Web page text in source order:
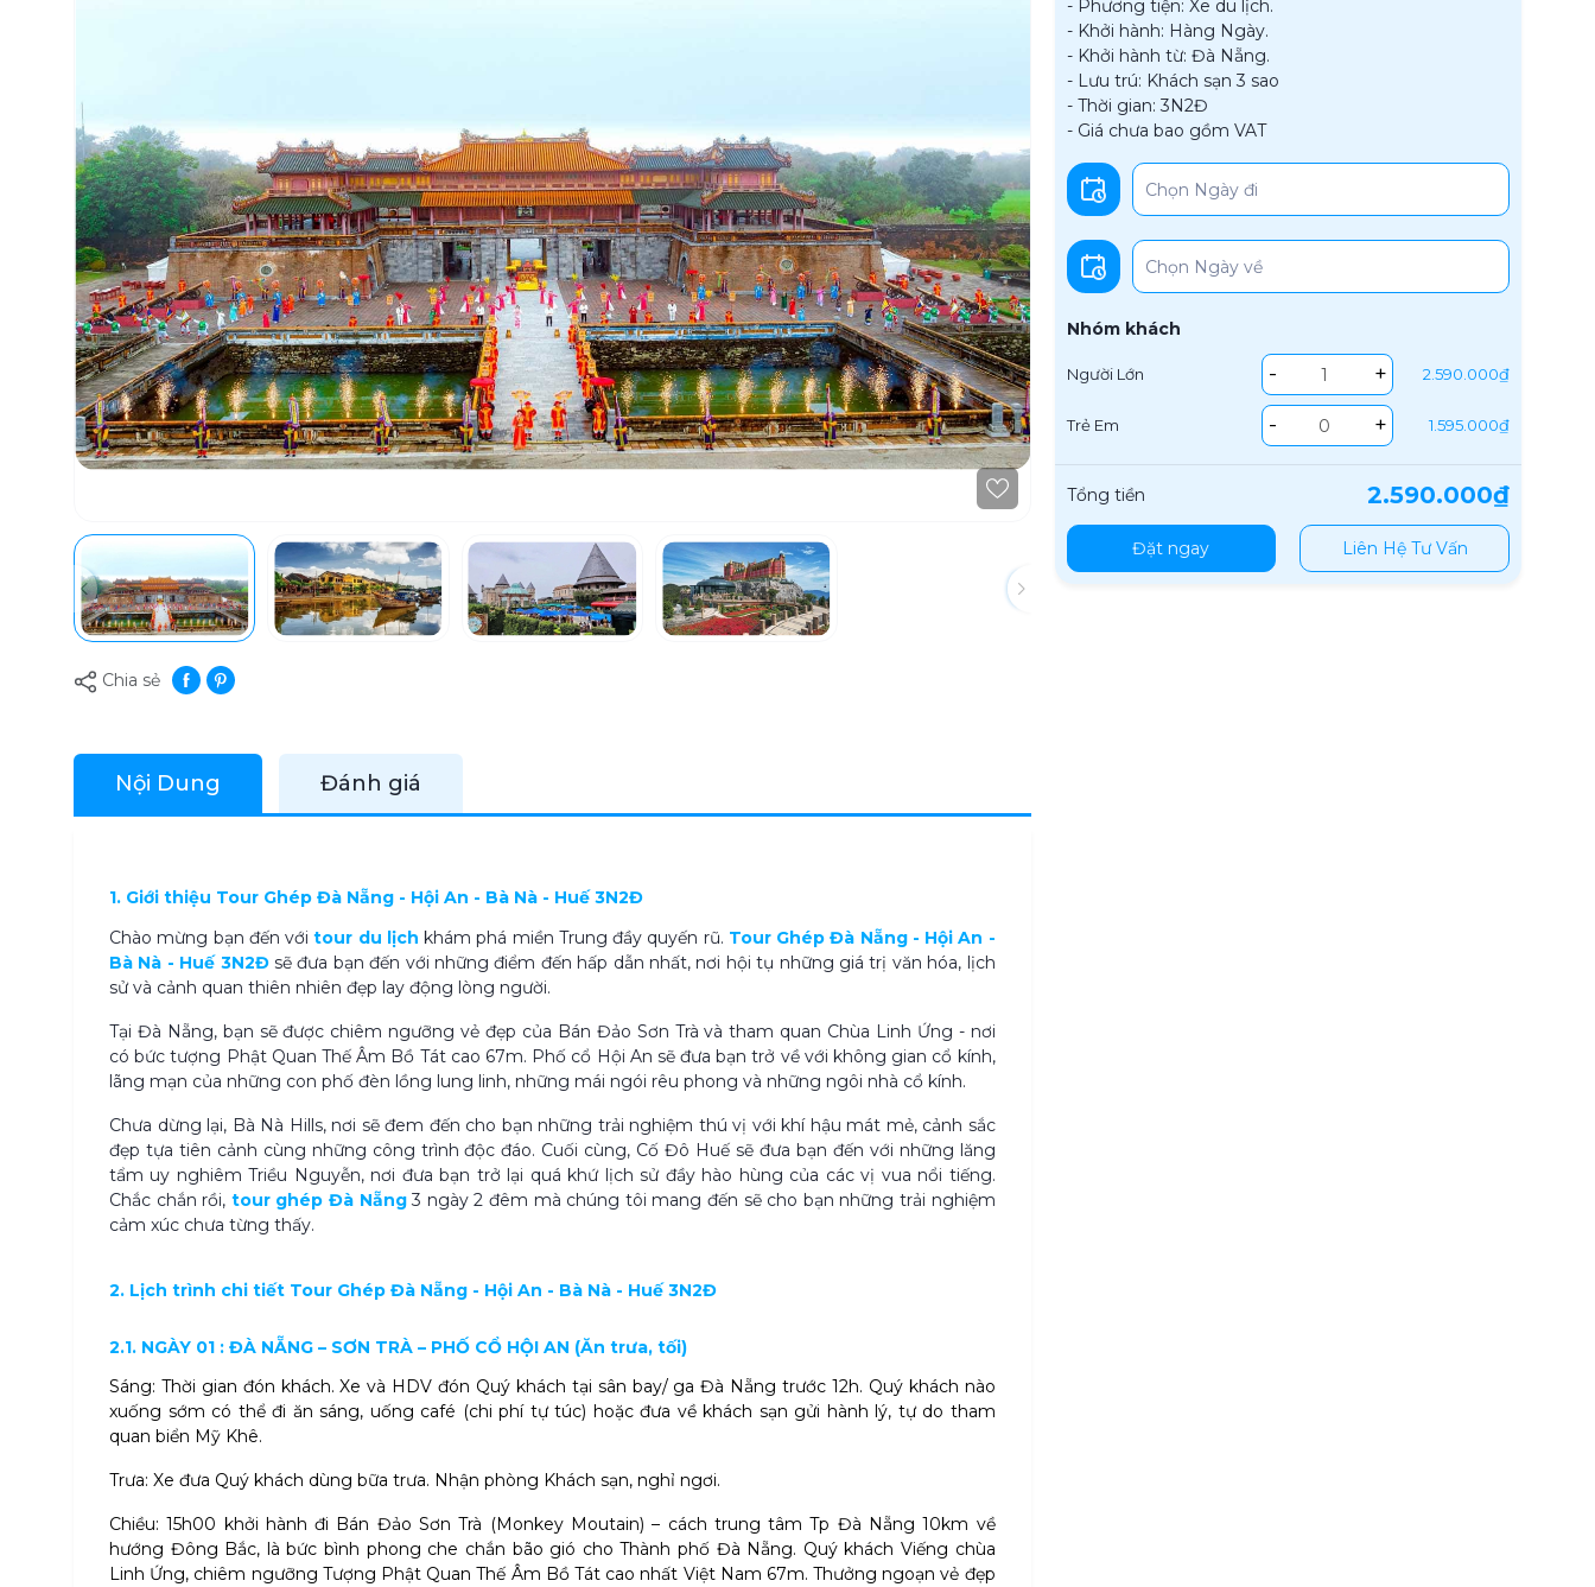
Chia sẻ
Nội Dung Đánh giá
1. Giới thiệu Tour Ghép Đà Nẵng - Hội An - Bà Nà - Huế 3N2Đ
Chào mừng bạn đến vớitour du lịch khám phá miền Trung đầy quyến rũ. Tour Ghép Đà Nẵng - Hội An -
Bà Nà - Huế 3N2Đ sẽ đưa bạn đến với những điểm đến hấp dẫn nhất, nơi hội tụ những giá trị văn hóa, lịch
sử và cảnh quan thiên nhiên đẹp lay động lòng người.
Tại Đà Nẵng, bạn sẽ được chiêm ngưỡng vẻ đẹp của Bán Đảo Sơn Trà và tham quan Chùa Linh Ứng - nơi
có bức tượng Phật Quan Thế Âm Bồ Tát cao 67m. Phố cổ Hội An sẽ đưa bạn trở về với không gian cổ kính,
lãng mạn của những con phố đèn lồng lung linh, những mái ngói rêu phong và những ngôi nhà cổ kính.
Chưa dừng lại, Bà Nà Hills, nơi sẽ đem đến cho bạn những trải nghiệm thú vị với khí hậu mát mẻ, cảnh sắc
đẹp tựa tiên cảnh cùng những công trình độc đáo. Cuối cùng, Cố Đô Huế sẽ đưa bạn đến với những lăng
tẩm uy nghiêm Triều Nguyễn, nơi đưa bạn trở lại quá khứ lịch sử đầy hào hùng của các vị vua nổi tiếng.
Chắc chắn rồi, tour ghép Đà Nẵng 3 ngày 2 đêm mà chúng tôi mang đến sẽ cho bạn những trải nghiệm
cảm xúc chưa từng thấy.
2. Lịch trình chi tiết Tour Ghép Đà Nẵng - Hội An - Bà Nà - Huế 3N2Đ
2.1. NGÀY 01 : ĐÀ NẴNG – SƠN TRÀ – PHỐ CỔ HỘI AN (Ăn trưa, tối)
Sáng: Thời gian đón khách. Xe và HDV đón Quý khách tại sân bay/ ga Đà Nẵng trước 12h. Quý khách nào
xuống sớm có thể đi ăn sáng, uống café (chi phí tự túc) hoặc đưa về khách sạn gửi hành lý, tự do tham
quan biển Mỹ Khê.
Trưa: Xe đưa Quý khách dùng bữa trưa. Nhận phòng Khách sạn, nghỉ ngơi.
Chiều: 15h00 khởi hành đi Bán Đảo Sơn Trà (Monkey Moutain) – cách trung tâm Tp Đà Nẵng 10km về
hướng Đông Bắc, là bức bình phong che chắn bão gió cho Thành phố Đà Nẵng. Quý khách Viếng chùa
Linh Ứng, chiêm ngưỡng Tượng Phật Quan Thế Âm Bồ Tát cao nhất Việt Nam 67m. Thưởng ngoạn vẻ đẹp
- Phương tiện: Xe du lịch.
- Khởi hành: Hàng Ngày.
- Khởi hành từ: Đà Nẵng.
- Lưu trú: Khách sạn 3 sao
- Thời gian: 3N2Đ
- Giá chưa bao gồm VAT
Nhóm khách
Người Lớn - + 2.590.000₫
Trẻ Em - + 1.595.000₫
Tổng tiền 2.590.000₫
Đặt ngay Liên Hệ Tư Vấn